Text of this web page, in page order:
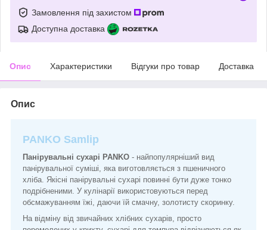
Замовлення під захистом
Доступна доставка
Опис Характеристики Відгуки про товар Доставка
Опис
PANKO Samlip
Панірувальні сухарі PANKO - найпопулярніший вид
панірувальної суміші, яка виготовляється з пшеничного
хліба. Якісні панірувальні сухарі повинні бути дуже тонко
подрібненими. У кулінарії використовуються перед
обсмажуванням їжі, даючи їй смачну, золотисту скоринку.
На відміну від звичайних хлібних сухарів, просто